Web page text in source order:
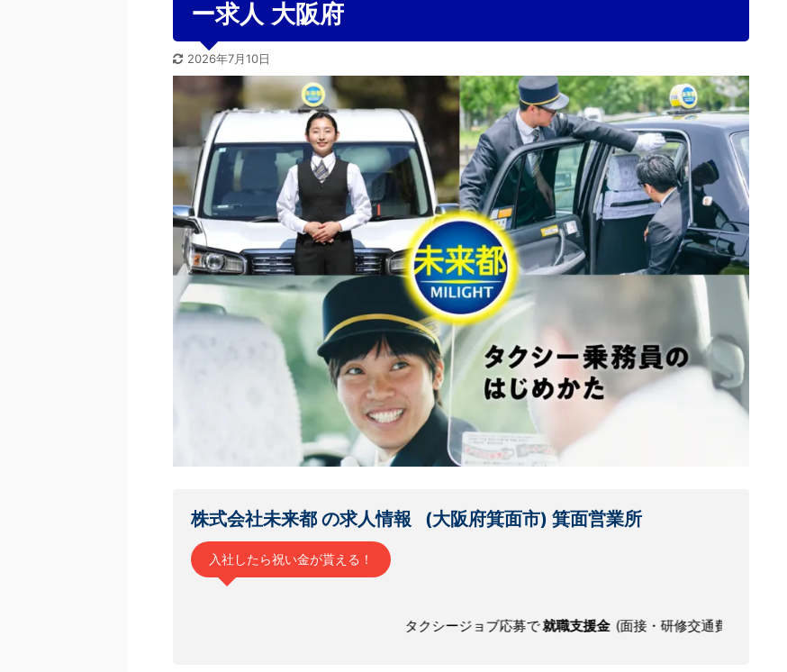
ー求人 大阪府
2026年7月10日
株式会社未来都 の求人情報 (大阪府箕面市) 箕面営業所
入社したら祝い金が貰える！
タクシージョブ応募で就職支援金(面接・研修交通費)を独自に支給します